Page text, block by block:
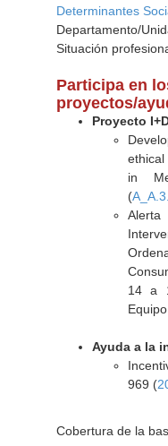
Determinantes
Departamento/
Situación
Participa en
proyectos/
Proyecto
ethical
in
(
14 a
Ayuda a la
969 (
Cobertura de la